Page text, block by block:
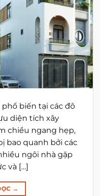
biến tại các đô
diện tích xây
chiều ngang hẹp,
bao quanh bởi các
ngôi nhà gặp
và […]
→